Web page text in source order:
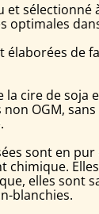
et sélectionné
optimales
élaborées de
la cire de soja
OGM,
sont en
chimique.
elles sont
blanchies.